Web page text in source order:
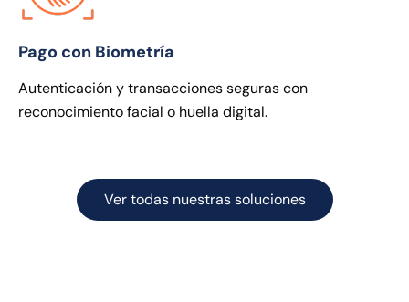
Pago con Biometría
Autenticación y transacciones seguras con
reconocimiento facial o huella digital.
Ver todas nuestras soluciones